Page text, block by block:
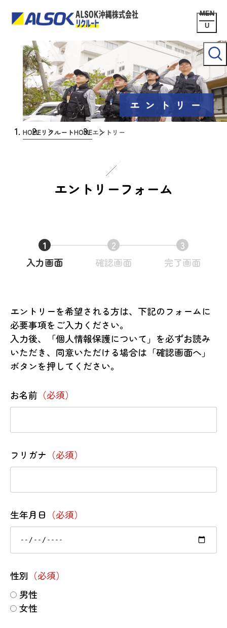
エントリー
HOMEリクルートHOMEエントリー
エントリーフォーム
1
入力画面現
さ
れ
て
い
る
面
2
確認画面現
さ
て
い
3
完了画面現
さ
て
い
エントリーを希望される方は、下記のフォームに
必要事項をご入力ください。
入力後、「個人情報保護について」を必ずお読み
いただき、同意いただける場合は「確認画面へ」
ボタンを押してください。
お名前 （必須）
フリガナ （必須）
生年月日 （必須）
性別 （必須）
男性
女性